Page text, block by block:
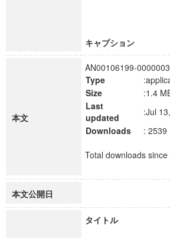
キャプション
本文
AN00106199-
Type
Size
:1.4
Last
updated
:Jul
Downloads
: 2539
Total downloads
本文公開日
タイトル